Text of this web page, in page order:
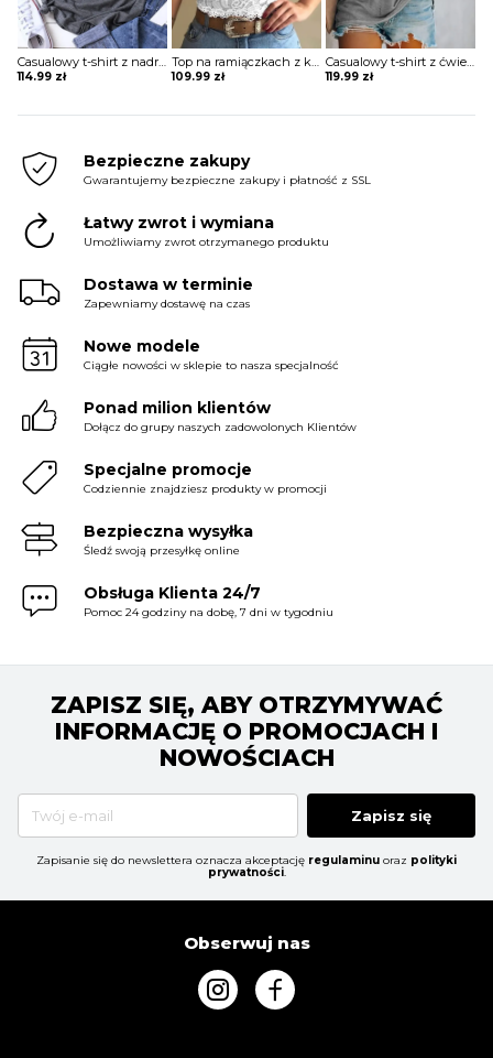
Casualowy t-shirt z nadrukiem księżyca Nam
114.99 zł
Top na ramiączkach z koronki gipiurowej bluzka Loekie
109.99 zł
Casualowy t-shirt z ćwiekami długim rękawem Etheline
119.99 zł
Bezpieczne zakupy
Gwarantujemy bezpieczne zakupy i płatność z SSL
Łatwy zwrot i wymiana
Umożliwiamy zwrot otrzymanego produktu
Dostawa w terminie
Zapewniamy dostawę na czas
Nowe modele
Ciągłe nowości w sklepie to nasza specjalność
Ponad milion klientów
Dołącz do grupy naszych zadowolonych Klientów
Specjalne promocje
Codziennie znajdziesz produkty w promocji
Bezpieczna wysyłka
Śledź swoją przesyłkę online
Obsługa Klienta 24/7
Pomoc 24 godziny na dobę, 7 dni w tygodniu
ZAPISZ SIĘ, ABY OTRZYMYWAĆ
INFORMACJĘ O PROMOCJACH I
NOWOŚCIACH
Zapisz się
Zapisanie się do newslettera oznacza akceptację regulaminu oraz polityki
prywatności.
Obserwuj nas